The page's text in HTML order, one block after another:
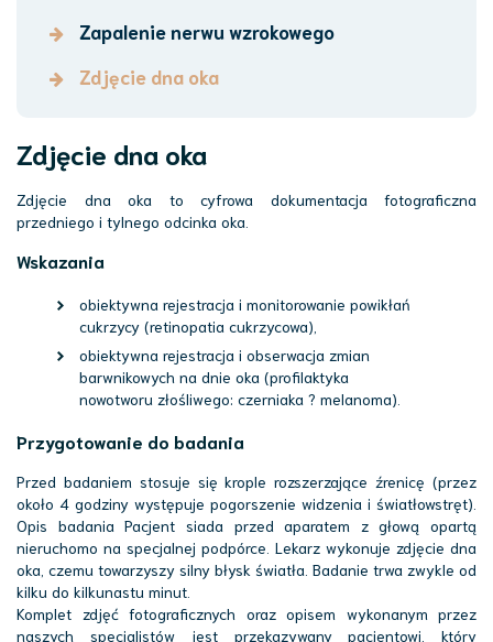
Zapalenie nerwu wzrokowego
Zdjęcie dna oka
Zdjęcie dna oka
Zdjęcie dna oka to cyfrowa dokumentacja fotograficzna
przedniego i tylnego odcinka oka.
Wskazania
obiektywna rejestracja i monitorowanie powikłań
cukrzycy (retinopatia cukrzycowa),
obiektywna rejestracja i obserwacja zmian
barwnikowych na dnie oka (profilaktyka
nowotworu złośliwego: czerniaka ? melanoma).
Przygotowanie do badania
Przed badaniem stosuje się krople rozszerzające źrenicę (przez
około 4 godziny występuje pogorszenie widzenia i światłowstręt).
Opis badania Pacjent siada przed aparatem z głową opartą
nieruchomo na specjalnej podpórce. Lekarz wykonuje zdjęcie dna
oka, czemu towarzyszy silny błysk światła. Badanie trwa zwykle od
kilku do kilkunastu minut.
Komplet zdjęć fotograficznych oraz opisem wykonanym przez
naszych specjalistów jest przekazywany pacjentowi, który